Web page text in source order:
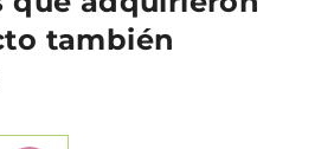
también